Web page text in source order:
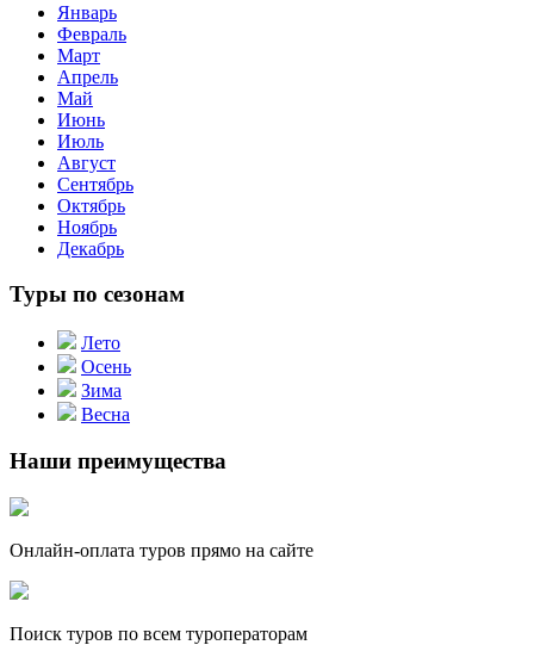
Январь
Февраль
Март
Апрель
Май
Июнь
Июль
Август
Сентябрь
Октябрь
Ноябрь
Декабрь
Туры по сезонам
Лето
Осень
Зима
Весна
Наши преимущества
Онлайн-оплата туров прямо на сайте
Поиск туров по всем туроператорам